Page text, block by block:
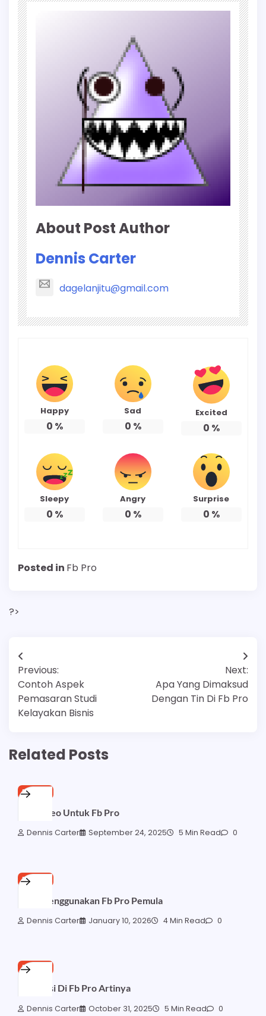
About Post Author
Dennis Carter
dagelanjitu@gmail.com
Happy
0 %
Sad
0 %
Excited
0 %
Sleepy
0 %
Angry
0 %
Surprise
0 %
Posted in Fb Pro
?>
Post
navigation
Previous:
Contoh Aspek
Pemasaran Studi
Kelayakan Bisnis
Next:
Apa Yang Dimaksud
Dengan Tin Di Fb Pro
Related Posts
FB PRO
Edit Video Untuk Fb Pro
Dennis Carter September 24, 2025 5 Min Read 0
FB PRO
Cara Menggunakan Fb Pro Pemula
Dennis Carter January 10, 2026 4 Min Read 0
FB PRO
Interaksi Di Fb Pro Artinya
Dennis Carter October 31, 2025 5 Min Read 0